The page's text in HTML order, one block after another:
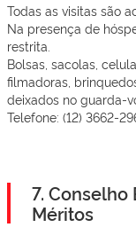
Todas as visitas são
Na presença de
restrita.
Bolsas, sacolas,
filmadoras,
deixados no guarda-
Telefone: (12) 3662-
7. Conselho
Méritos